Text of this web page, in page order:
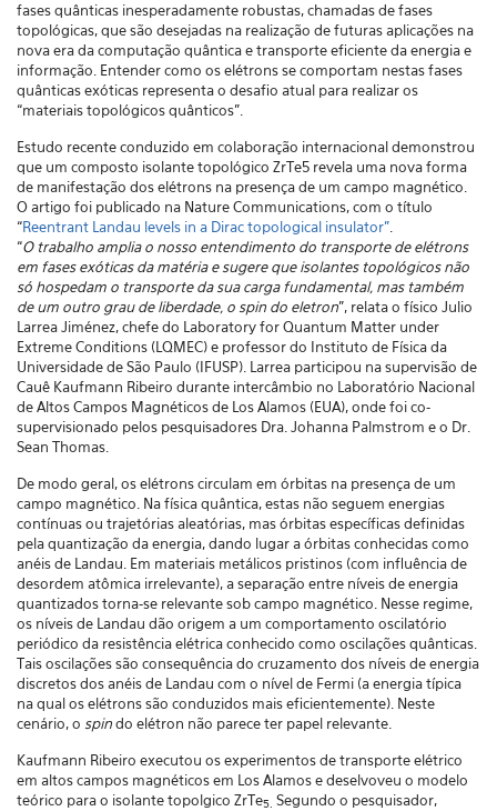
fases quânticas inesperadamente robustas, chamadas de fases
topológicas, que são desejadas na realização de futuras aplicações na
nova era da computação quântica e transporte eficiente da energia e
informação. Entender como os elétrons se comportam nestas fases
quânticas exóticas representa o desafio atual para realizar os
“materiais topológicos quânticos”.
Estudo recente conduzido em colaboração internacional demonstrou
que um composto isolante topológico ZrTe5 revela uma nova forma
de manifestação dos elétrons na presença de um campo magnético.
O artigo foi publicado na Nature Communications, com o título
“Reentrant Landau levels in a Dirac topological insulator”
“O trabalho amplia o nosso entendimento do transporte de elétrons
em fases exóticas da matéria e sugere que isolantes topológicos não
só hospedam o transporte da sua carga fundamental, mas também
de um outro grau de liberdade, o spin do eletron”, relata o físico Julio
Larrea Jiménez, chefe do Laboratory for Quantum Matter under
Extreme Conditions (LQMEC) e professor do Instituto de Física da
Universidade de São Paulo (IFUSP). Larrea participou na supervisão de
Cauê Kaufmann Ribeiro durante intercâmbio no Laboratório Nacional
de Altos Campos Magnéticos de Los Alamos (EUA), onde foi co-
supervisionado pelos pesquisadores Dra. Johanna Palmstrom e o Dr.
Sean Thomas.
De modo geral, os elétrons circulam em órbitas na presença de um
campo magnético. Na física quântica, estas não seguem energias
contínuas ou trajetórias aleatórias, mas órbitas específicas definidas
pela quantização da energia, dando lugar a órbitas conhecidas como
anéis de Landau. Em materiais metálicos pristinos (com influência de
desordem atômica irrelevante), a separação entre níveis de energia
quantizados torna-se relevante sob campo magnético. Nesse regime,
os níveis de Landau dão origem a um comportamento oscilatório
periódico da resistência elétrica conhecido como oscilações quânticas.
Tais oscilações são consequência do cruzamento dos níveis de energia
discretos dos anéis de Landau com o nível de Fermi (a energia típica
na qual os elétrons são conduzidos mais eficientemente). Neste
cenário, o spindo elétron não parece ter papel relevante.
Kaufmann Ribeiro executou os experimentos de transporte elétrico
em altos campos magnéticos em Los Alamos e deselvoveu o modelo
teórico para o isolante topolgico ZrTe5. Segundo o pesquisador,